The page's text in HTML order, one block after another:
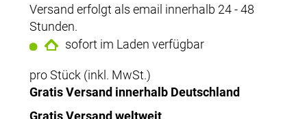
Versand erfolgt als email innerhalb 24 - 48
Stunden.
sofort im Laden verfügbar
pro Stück (inkl. MwSt.)
Gratis Versand innerhalb Deutschland
Gratis Versand weltweit